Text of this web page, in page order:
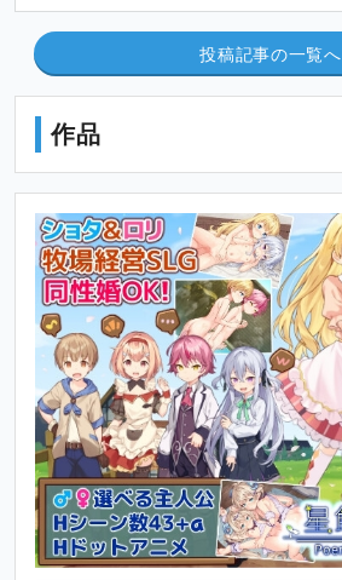
投稿記事の一覧へ
作品